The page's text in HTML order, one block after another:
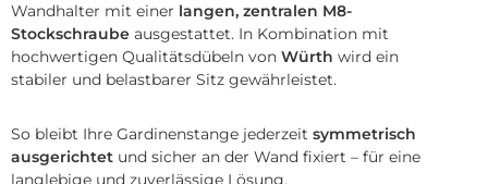
Wandhalter mit einer langen, zentralen M8-
Stockschraube ausgestattet. In Kombination mit
hochwertigen Qualitätsdübeln von Würth wird ein
stabiler und belastbarer Sitz gewährleistet.
So bleibt Ihre Gardinenstange jederzeit symmetrisch
ausgerichtet und sicher an der Wand fixiert – für eine
langlebige und zuverlässige Lösung.